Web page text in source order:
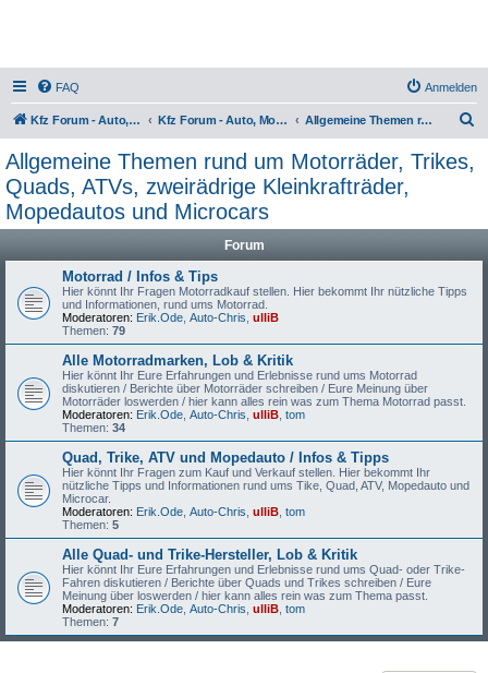
FAQ Anmelden
Kfz Forum - Auto, Motorrad und LKW Kfz Forum - Auto, Motorrad und LKW Allgemeine Themen rund um Motorräder, Trikes, Quads, ATVs, zweirädrige Kleinkrafträder, Mopedautos und Microcars
Allgemeine Themen rund um Motorräder, Trikes,
Quads, ATVs, zweirädrige Kleinkrafträder,
Mopedautos und Microcars
Forum
Motorrad / Infos & Tips
Hier könnt Ihr Fragen Motorradkauf stellen. Hier bekommt Ihr nützliche Tipps
und Informationen, rund ums Motorrad.
Moderatoren: Erik.Ode Auto-Chris ulliB
Themen: 79
Alle Motorradmarken, Lob & Kritik
Hier könnt Ihr Eure Erfahrungen und Erlebnisse rund ums Motorrad
diskutieren / Berichte über Motorräder schreiben / Eure Meinung über
Motorräder loswerden / hier kann alles rein was zum Thema Motorrad passt.
Moderatoren: Erik.Ode Auto-Chris ulliB tom
Themen: 34
Quad, Trike, ATV und Mopedauto / Infos & Tipps
Hier könnt Ihr Fragen zum Kauf und Verkauf stellen. Hier bekommt Ihr
nützliche Tipps und Informationen rund ums Tike, Quad, ATV, Mopedauto und
Microcar.
Moderatoren: Erik.Ode Auto-Chris ulliB tom
Themen: 5
Alle Quad- und Trike-Hersteller, Lob & Kritik
Hier könnt Ihr Eure Erfahrungen und Erlebnisse rund ums Quad- oder Trike-
Fahren diskutieren / Berichte über Quads und Trikes schreiben / Eure
Meinung über loswerden / hier kann alles rein was zum Thema passt.
Moderatoren: Erik.Ode Auto-Chris ulliB tom
Themen: 7